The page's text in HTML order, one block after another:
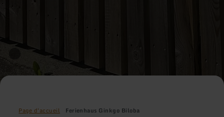
Page d'accueil Ferienhaus Ginkgo Biloba